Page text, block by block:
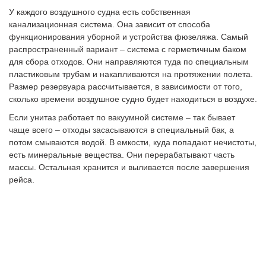
У каждого воздушного судна есть собственная
канализационная система. Она зависит от способа
функционирования уборной и устройства фюзеляжа. Самый
распространенный вариант – система с герметичным баком
для сбора отходов. Они направляются туда по специальным
пластиковым трубам и накапливаются на протяжении полета.
Размер резервуара рассчитывается, в зависимости от того,
сколько времени воздушное судно будет находиться в воздухе.
Если унитаз работает по вакуумной системе – так бывает
чаще всего – отходы засасываются в специальный бак, а
потом смываются водой. В емкости, куда попадают нечистоты,
есть минеральные вещества. Они перерабатывают часть
массы. Остальная хранится и выливается после завершения
рейса.